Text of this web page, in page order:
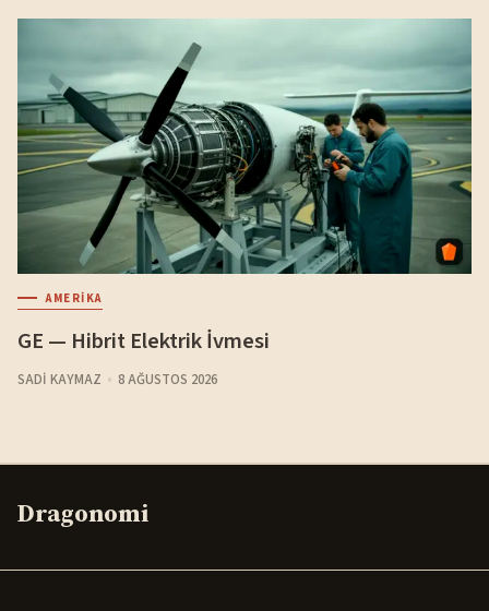
AMERIKA
GE — Hibrit Elektrik İvmesi
SADI KAYMAZ 8 AĞUSTOS 2026
Dragonomi